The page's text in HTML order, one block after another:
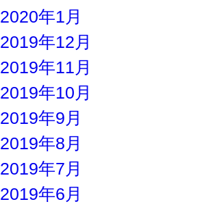
2020年1月
2019年12月
2019年11月
2019年10月
2019年9月
2019年8月
2019年7月
2019年6月